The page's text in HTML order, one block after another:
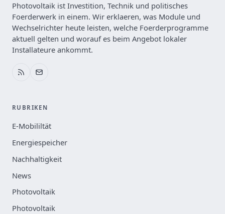
Photovoltaik ist Investition, Technik und politisches
Foerderwerk in einem. Wir erklaeren, was Module und
Wechselrichter heute leisten, welche Foerderprogramme
aktuell gelten und worauf es beim Angebot lokaler
Installateure ankommt.
RUBRIKEN
E-Mobililtät
Energiespeicher
Nachhaltigkeit
News
Photovoltaik
Photovoltaik